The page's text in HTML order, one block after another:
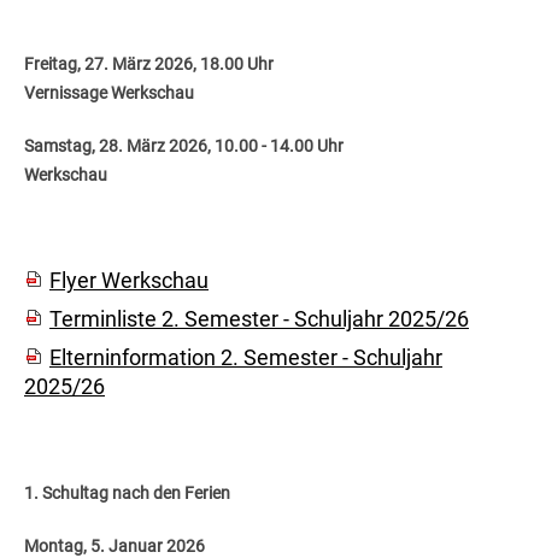
Freitag, 27. März 2026, 18.00 Uhr
Vernissage Werkschau
Samstag, 28. März 2026, 10.00 - 14.00 Uhr
Werkschau
Flyer Werkschau
Terminliste 2. Semester - Schuljahr 2025/26
Elterninformation 2. Semester - Schuljahr
2025/26
1. Schultag nach den Ferien
Montag, 5. Januar 2026